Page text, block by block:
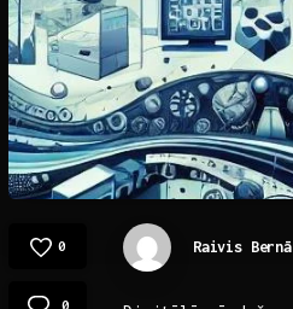
0
0
Raivis